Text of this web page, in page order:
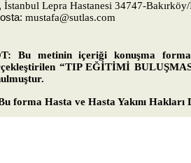
, İstanbul Lepra Hastanesi 34747-
mustafa@sutlas.com
Bu metinin içeriği konuşma
“TIP EĞİTİMİ
forma Hasta ve Hasta Yakını